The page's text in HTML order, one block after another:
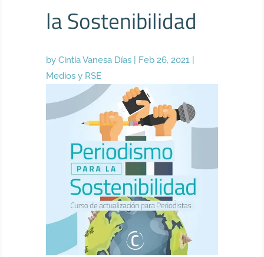
la Sostenibilidad
byCintia Vanesa Días Feb 26, 2021
Medios y RSE